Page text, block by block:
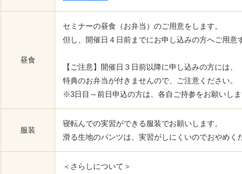
昼食
セミナーの昼食（お弁当）のご用意をします。
但し、開催日４日前までにお申し込みの方へご用意
【ご注意】開催日３日前以降に申し込みの方には、
特典のお弁当が付きませんので、ご注意ください。
※3日目～前日申込の方は、各自ご持参をお願いしま
服装
寝転んでの実習ができる服装でお願いします。
滑る生地のパンツは、実習がしにくいのでおやめく
＜さらしについて＞